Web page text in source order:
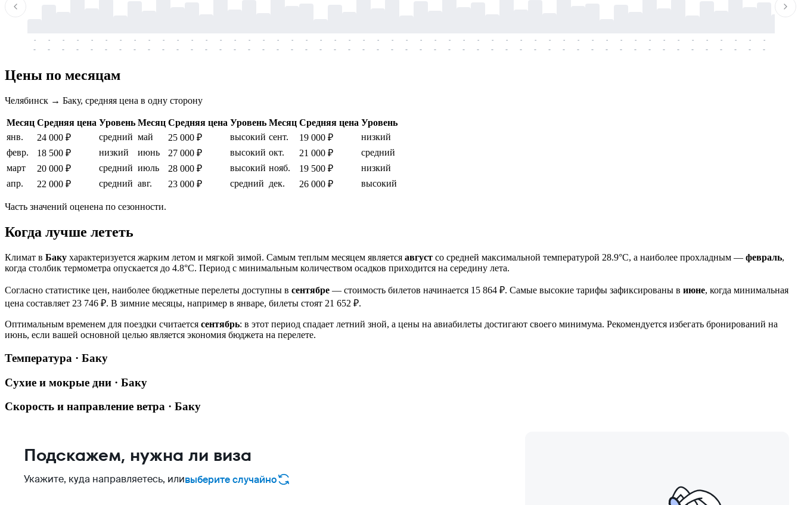
-
-
-
-
-
-
-
-
-
-
-
-
-
-
-
-
-
-
-
-
-
-
-
-
-
-
-
-
-
-
-
-
-
-
-
-
-
-
-
-
-
-
-
-
-
-
-
-
-
-
-
-
-
-
-
-
-
-
-
-
-
-
-
-
-
-
-
-
-
-
-
-
-
-
-
-
-
-
-
-
-
-
-
-
-
-
-
-
-
-
-
-
-
-
-
-
-
-
-
-
-
-
-
-
Цены по месяцам
Челябинск → Баку, средняя цена в одну сторону
Месяц Средняя цена Уровень Месяц Средняя цена Уровень Месяц Средняя цена Уровень
янв.
24 000 ₽ средний май 25 000 ₽ высокий сент. 19 000 ₽
низкий
февр.
18 500 ₽ низкий июнь 27 000 ₽ высокий окт. 21 000 ₽
средний
март
20 000 ₽ средний июль 28 000 ₽ высокий нояб. 19 500 ₽
низкий
апр.
22 000 ₽ средний авг. 23 000 ₽ средний дек. 26 000 ₽ высокий
Часть значений оценена по сезонности.
Когда лучше лететь
Климат в Баку характеризуется жарким летом и мягкой зимой. Самым теплым месяцем является август со средней максимальной температурой 28.9°C, а наиболее прохладным — февраль,
когда столбик термометра опускается до 4.8°C. Период с минимальным количеством осадков приходится на середину лета.
Согласно статистике цен, наиболее бюджетные перелеты доступны в сентябре — стоимость билетов начинается 15 864 ₽. Самые высокие тарифы зафиксированы в июне, когда минимальная
цена составляет 23 746 ₽. В зимние месяцы, например в январе, билеты стоят 21 652 ₽.
Оптимальным временем для поездки считается сентябрь: в этот период спадает летний зной, а цены на авиабилеты достигают своего минимума. Рекомендуется избегать бронирований на
июнь, если вашей основной целью является экономия бюджета на перелете.
Температура · Баку
Сухие и мокрые дни · Баку
Скорость и направление ветра · Баку
Подскажем, нужна ли виза
Укажите, куда направляетесь, иливыберите случайно